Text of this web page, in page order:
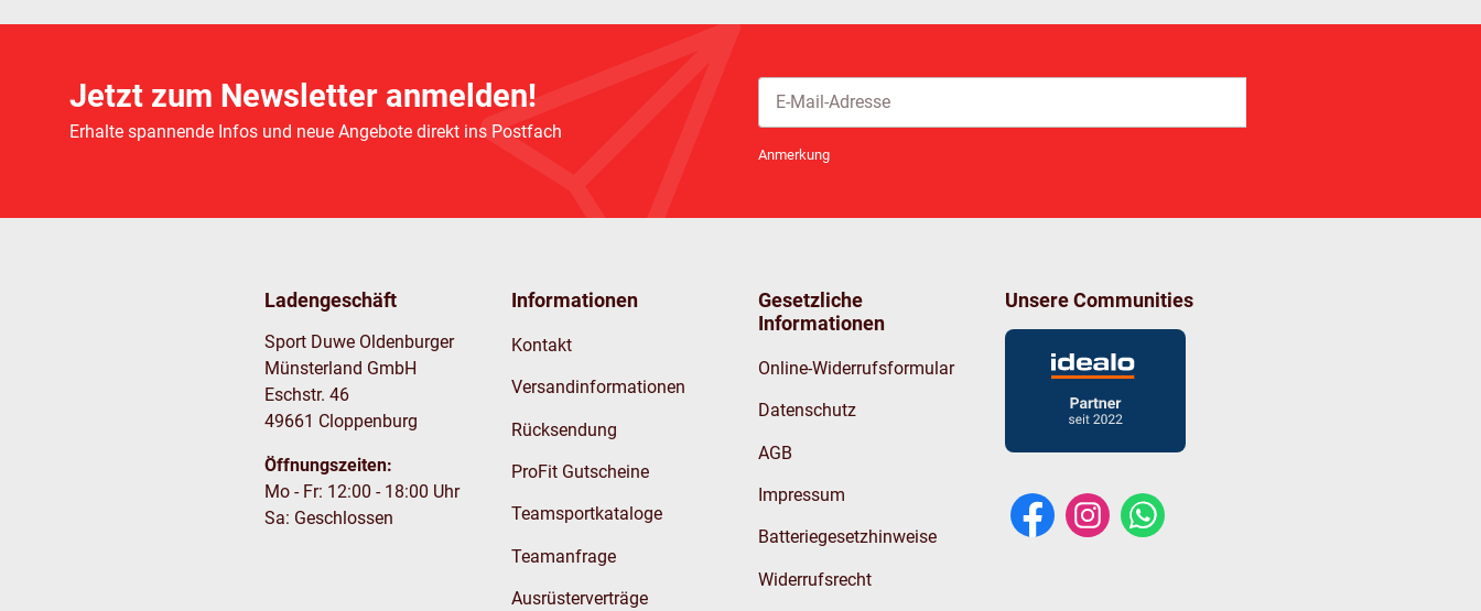
Jetzt zum Newsletter anmelden!
Erhalte spannende Infos und neue Angebote direkt ins Postfach
Anmerkung
Ladengeschäft
Sport Duwe Oldenburger
Münsterland GmbH
Eschstr. 46
49661 Cloppenburg
Öffnungszeiten:
Mo - Fr: 12:00 - 18:00 Uhr
Sa: Geschlossen
Informationen
Kontakt
Versandinformationen
Rücksendung
ProFit Gutscheine
Teamsportkataloge
Teamanfrage
Ausrüsterverträge
Gesetzliche
Informationen
Online-Widerrufsformular
Datenschutz
AGB
Impressum
Batteriegesetzhinweise
Widerrufsrecht
Unsere Communities